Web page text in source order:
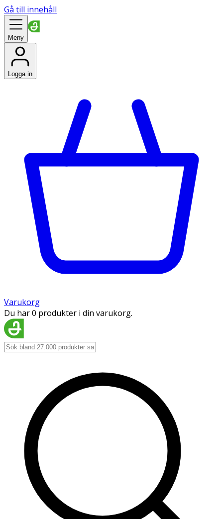
Gå till innehåll
Meny
Logga in
Varukorg
Du har 0 produkter i din varukorg.